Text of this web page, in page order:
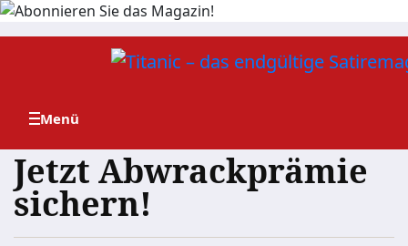
Zum
Jetzt Abwrackprämie
sichern!